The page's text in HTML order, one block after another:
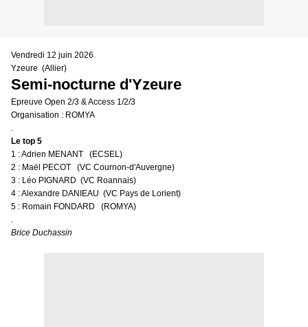
Vendredi 12 juin 2026
Yzeure (Allier)
Semi-nocturne d'Yzeure
Epreuve Open 2/3 & Access 1/2/3
Organisation : ROMYA
.
Le top 5
1 : Adrien MENANT (ECSEL)
2 : Maël PECOT (VC Cournon-d'Auvergne)
3 : Léo PIGNARD (VC Roannais)
4 : Alexandre DANIEAU (VC Pays de Lorient)
5 : Romain FONDARD (ROMYA)
.
Brice Duchassin